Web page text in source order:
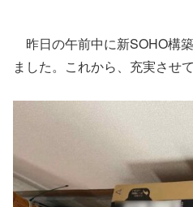
昨日の午前中に新SOHO構
ました。これから、充実させ